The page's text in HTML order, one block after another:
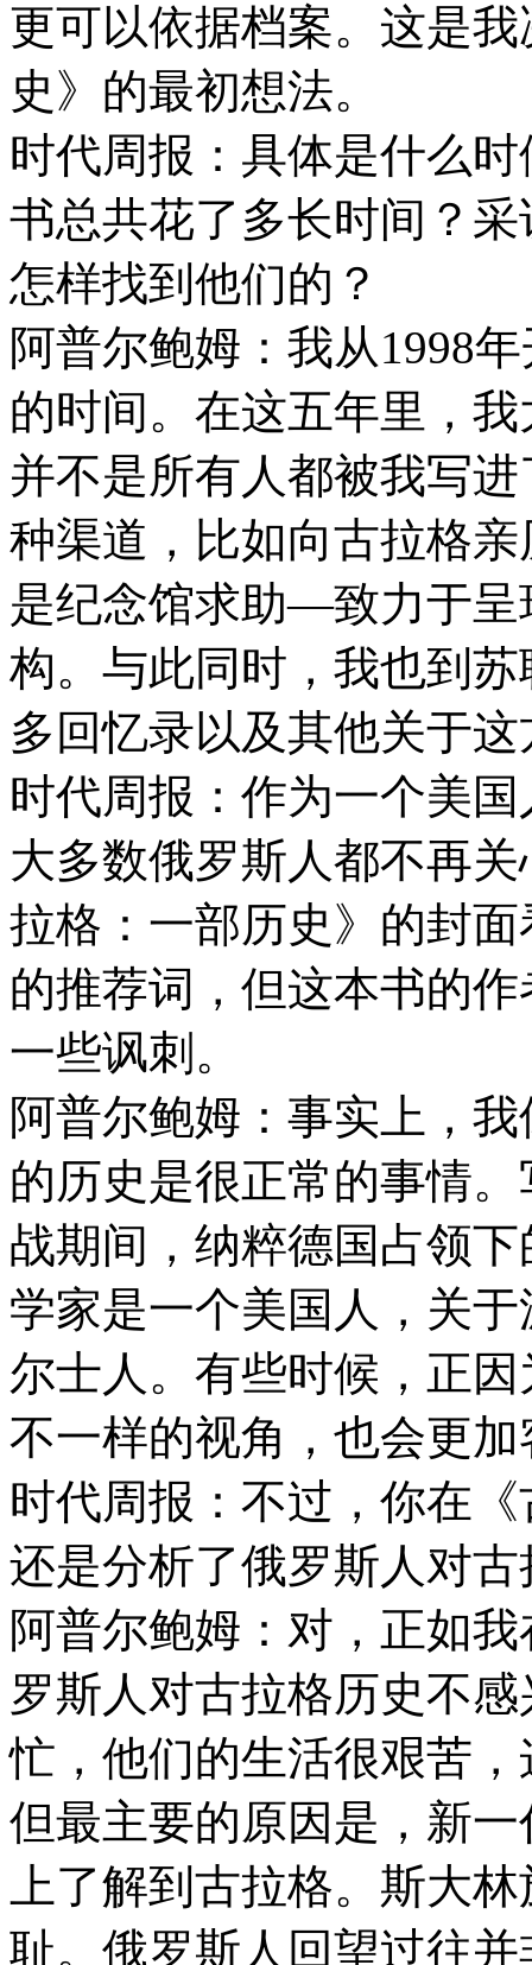
更可以依据档案。这是
史》的最初想法。
时代周报：具体是什么
书总共花了多长时间？
怎样找到他们的？
阿普尔鲍姆：我从1998
的时间。在这五年里，
并不是所有人都被我写
种渠道，比如向古拉格
是纪念馆求助—致力于呈
构。与此同时，我也到
多回忆录以及其他关于
时代周报：作为一个美
大多数俄罗斯人都不再
拉格：一部历史》的封
的推荐词，但这本书的
一些讽刺。
阿普尔鲍姆：事实上，
的历史是很正常的事情
战期间，纳粹德国占领
学家是一个美国人，关
尔士人。有些时候，正
不一样的视角，也会更加
时代周报：不过，你在
还是分析了俄罗斯人对
阿普尔鲍姆：对，正如
罗斯人对古拉格历史不
忙，他们的生活很艰苦
但最主要的原因是，新
上了解到古拉格。斯大
耻。俄罗斯人回望过往